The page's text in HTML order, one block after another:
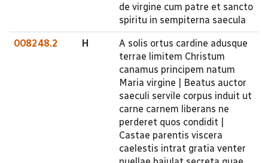
de virgine cum patre et sancto
spiritu in sempiterna saecula
008248.2 H
A solis ortus cardine adusque
terrae limitem Christum
canamus principem natum
Maria virgine | Beatus auctor
saeculi servile corpus induit ut
carne carnem liberans ne
perderet quos condidit |
Castae parentis viscera
caelestis intrat gratia venter